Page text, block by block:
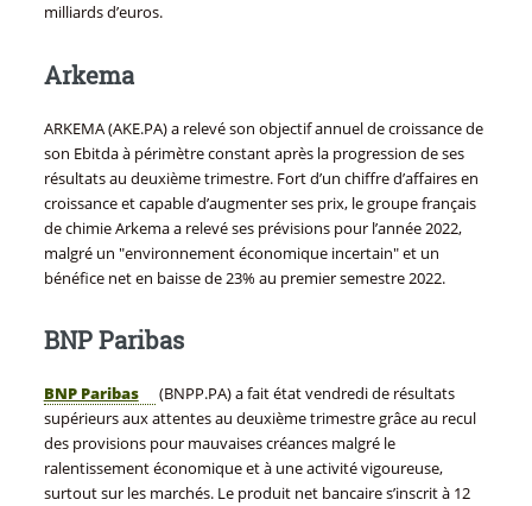
milliards d’euros.
Arkema
ARKEMA (AKE.PA) a relevé son objectif annuel de croissance de
son Ebitda à périmètre constant après la progression de ses
résultats au deuxième trimestre. Fort d’un chiffre d’affaires en
croissance et capable d’augmenter ses prix, le groupe français
de chimie Arkema a relevé ses prévisions pour l’année 2022,
malgré un "environnement économique incertain" et un
bénéfice net en baisse de 23% au premier semestre 2022.
BNP Paribas
BNP Paribas
(BNPP.PA) a fait état vendredi de résultats
supérieurs aux attentes au deuxième trimestre grâce au recul
des provisions pour mauvaises créances malgré le
ralentissement économique et à une activité vigoureuse,
surtout sur les marchés. Le produit net bancaire s’inscrit à 12